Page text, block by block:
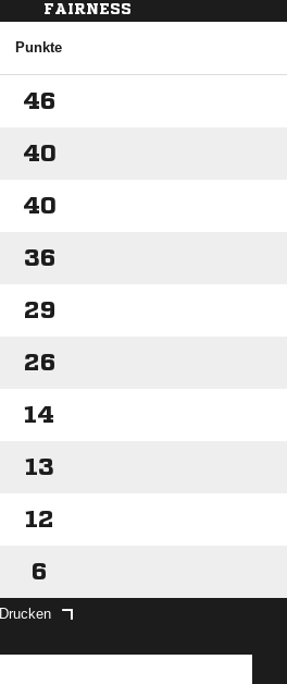
FAIRNESS
Punkte
46
40
40
36
29
26
14
13
12
6
Drucken